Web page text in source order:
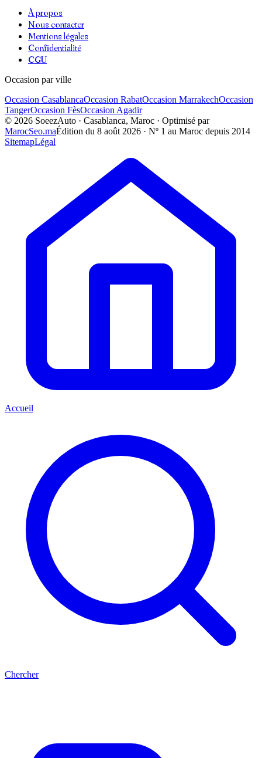
À propos
Nous contacter
Mentions légales
Confidentialité
CGU
Occasion par ville
Occasion CasablancaOccasion RabatOccasion MarrakechOccasion
TangerOccasion FèsOccasion Agadir
© 2026 SoeezAuto · Casablanca, Maroc · Optimisé par
MarocSeo.maÉdition du 8 août 2026 · Nº 1 au Maroc depuis 2014
SitemapLégal
Accueil
Chercher